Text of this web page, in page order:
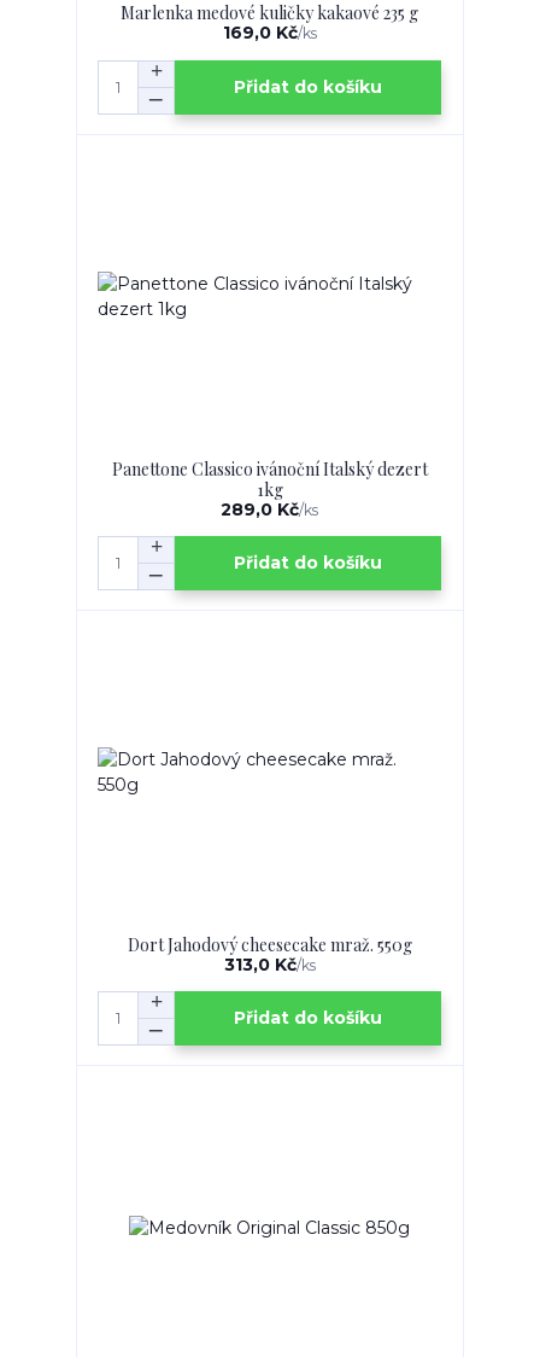
Marlenka medové kuličky kakaové 235 g
169,0 Kč/ks
Přidat do košíku
Panettone Classico ivánoční Italský dezert
1kg
289,0 Kč/ks
Přidat do košíku
Dort Jahodový cheesecake mraž. 550g
313,0 Kč/ks
Přidat do košíku